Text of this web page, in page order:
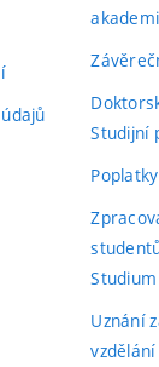
Studijní
Uznání
vzdělání